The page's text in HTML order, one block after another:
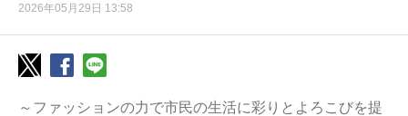
2026年05月29日 13:58
～ファッションの力で市民の生活に彩りとよろこびを提